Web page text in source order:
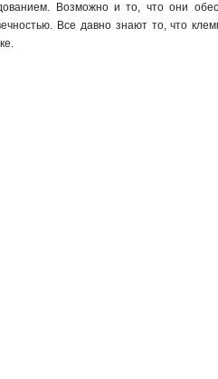
Возможно и то, что они
Все давно знают то, что